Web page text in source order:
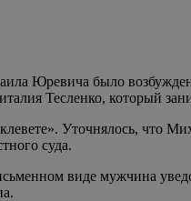
Юревича было
Тесленко, который
Уточнялось, что
суда.
виде мужчина